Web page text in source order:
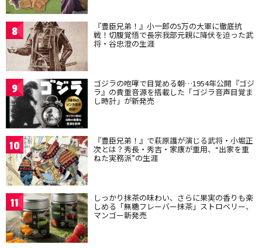
8 『豊臣兄弟！』小一郎の5万の大軍に徹底抗
戦！切腹覚悟で長宗我部元親に降伏を迫った武
将・谷忠澄の生涯
9 ゴジラの咆哮で目覚める朝…1954年公開『ゴジ
ラ』の貴重音源を搭載した「ゴジラ音声目覚ま
し時計」が新発売
10 『豊臣兄弟！』で萩原護が演じる武将・小堀正
次とは？秀長・秀吉・家康が重用、“出家を重
ねた実務派”の生涯
11 しっかり抹茶の味わい、さらに果実の香りも楽
しめる「無糖フレーバー抹茶」ストロベリー、
マンゴー新発売